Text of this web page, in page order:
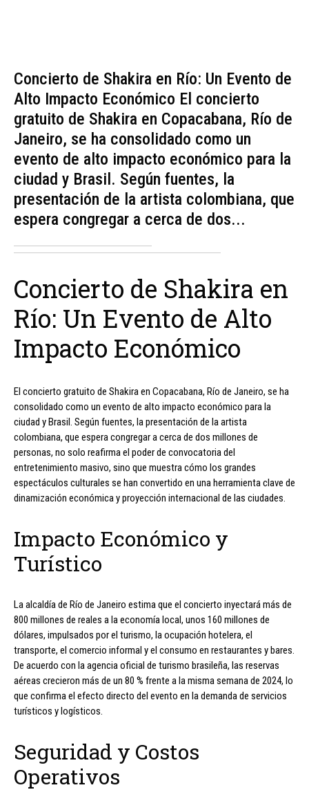
Concierto de Shakira en Río: Un Evento de
Alto Impacto Económico El concierto
gratuito de Shakira en Copacabana, Río de
Janeiro, se ha consolidado como un
evento de alto impacto económico para la
ciudad y Brasil. Según fuentes, la
presentación de la artista colombiana, que
espera congregar a cerca de dos...
Concierto de Shakira en
Río: Un Evento de Alto
Impacto Económico
El concierto gratuito de Shakira en Copacabana, Río de Janeiro, se ha
consolidado como un evento de alto impacto económico para la
ciudad y Brasil. Según fuentes, la presentación de la artista
colombiana, que espera congregar a cerca de dos millones de
personas, no solo reafirma el poder de convocatoria del
entretenimiento masivo, sino que muestra cómo los grandes
espectáculos culturales se han convertido en una herramienta clave de
dinamización económica y proyección internacional de las ciudades.
Impacto Económico y
Turístico
La alcaldía de Río de Janeiro estima que el concierto inyectará más de
800 millones de reales a la economía local, unos 160 millones de
dólares, impulsados por el turismo, la ocupación hotelera, el
transporte, el comercio informal y el consumo en restaurantes y bares.
De acuerdo con la agencia oficial de turismo brasileña, las reservas
aéreas crecieron más de un 80 % frente a la misma semana de 2024, lo
que confirma el efecto directo del evento en la demanda de servicios
turísticos y logísticos.
Seguridad y Costos
Operativos